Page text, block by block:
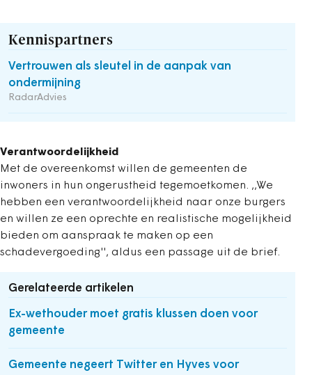
Kennispartners
Vertrouwen als sleutel in de aanpak van
ondermijning
RadarAdvies
Verantwoordelijkheid
Met de overeenkomst willen de gemeenten de
inwoners in hun ongerustheid tegemoetkomen. ,,We
hebben een verantwoordelijkheid naar onze burgers
en willen ze een oprechte en realistische mogelijkheid
bieden om aanspraak te maken op een
schadevergoeding'', aldus een passage uit de brief.
Gerelateerde artikelen
Ex-wethouder moet gratis klussen doen voor
gemeente
Gemeente negeert Twitter en Hyves voor